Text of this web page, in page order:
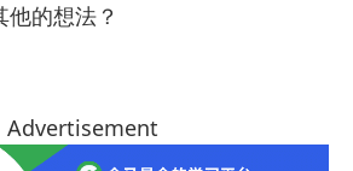
的想法？
Advertisement